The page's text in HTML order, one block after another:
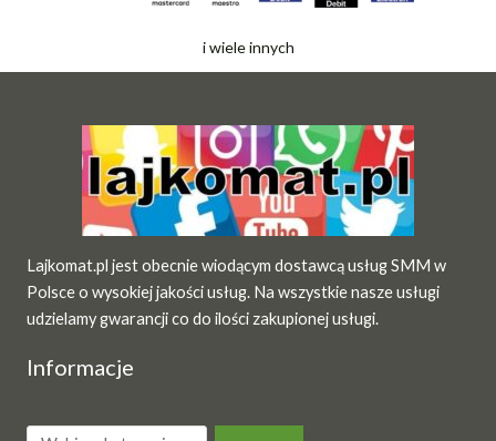
i wiele innych
Lajkomat.pl jest obecnie wiodącym dostawcą usług SMM w
Polsce o wysokiej jakości usług. Na wszystkie nasze usługi
udzielamy gwarancji co do ilości zakupionej usługi.
Informacje
Wybierz